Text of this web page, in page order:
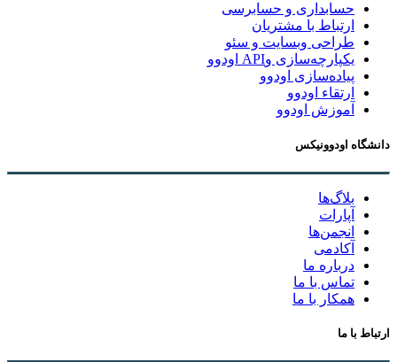
حسابداری و حسابرسی
ارتباط با مشتریان
طراحی وبسایت و سئو
یکپارچه‌سازی وAPI اودوو
پیاده‌سازی اودوو
ارتقاء اودوو
آموزش اودوو
دانشگاه اودوونیکس
بلاگ‌ها
آپارات
انجمن‌ها
آکادمی
درباره ما
تماس با ما
همکار با ما
ارتباط با ما